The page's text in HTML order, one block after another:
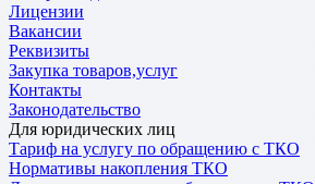
Лицензии
Вакансии
Реквизиты
Закупка товаров,услуг
Контакты
Законодательство
Для юридических лиц
Тариф на услугу по обращению с ТКО
Нормативы накопления ТКО